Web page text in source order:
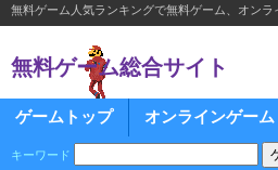
無料ゲーム人気ランキングで無料ゲーム、オン
無料ゲーム総合サイト
ゲームトップ オンラインゲーム
キーワード